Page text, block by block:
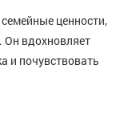
ценности,
Он вдохновляет
и почувствовать